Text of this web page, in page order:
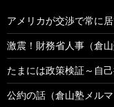
アメリカが交渉で常に
激震！財務省人事（倉山
たまには政策検証～自
公約の話（倉山塾メルマ